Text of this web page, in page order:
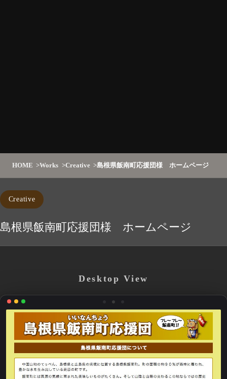
HOME Works Creative 島根県飯南町応援団様 ホームページ
Creative
島根県飯南町応援団様 ホームページ
Desktop View